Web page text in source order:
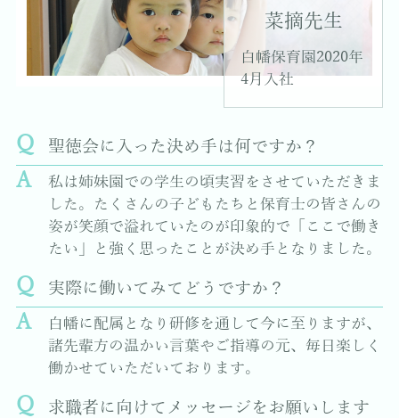
菜摘先生
白幡保育園2020年
4月入社
聖徳会に入った決め手は何ですか？
私は姉妹園での学生の頃実習をさせていただきま
した。たくさんの子どもたちと保育士の皆さんの
姿が笑顔で溢れていたのが印象的で「ここで働き
たい」と強く思ったことが決め手となりました。
実際に働いてみてどうですか？
白幡に配属となり研修を通して今に至りますが、
諸先輩方の温かい言葉やご指導の元、毎日楽しく
働かせていただいております。
求職者に向けてメッセージをお願いします